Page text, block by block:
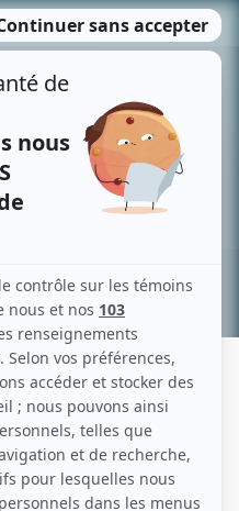
MENU
Recherche avancée »